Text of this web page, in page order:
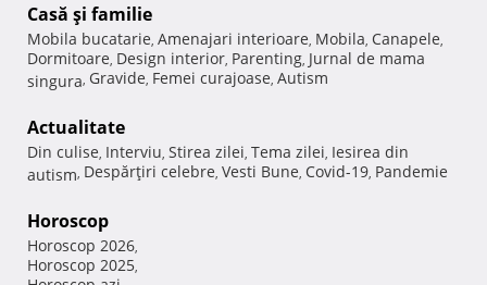
Casă şi familie
Mobila bucatarie, Amenajari interioare, Mobila, Canapele,
Dormitoare, Design interior, Parenting, Jurnal de mama
singura, Gravide, Femei curajoase, Autism
Actualitate
Din culise, Interviu, Stirea zilei, Tema zilei, Iesirea din
autism, Despărţiri celebre, Vesti Bune, Covid-19, Pandemie
Horoscop
Horoscop 2026,
Horoscop 2025,